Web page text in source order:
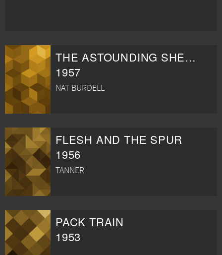
THE ASTOUNDING SHE-MONSTER
1957
NAT BURDELL
FLESH AND THE SPUR
1956
TANNER
PACK TRAIN
1953